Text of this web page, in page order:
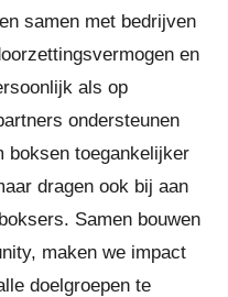
samen met bedrijven
en
als op
ondersteunen
boksen toegankelijker
dragen ook bij aan
Samen bouwen
maken we impact
doelgroepen te